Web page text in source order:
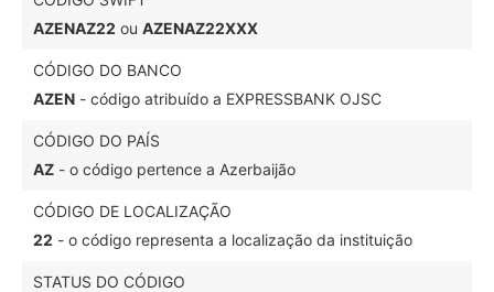
AZENAZ22 ou AZENAZ22XXX
CÓDIGO DO BANCO
AZEN - código atribuído a EXPRESSBANK OJSC
CÓDIGO DO PAÍS
AZ - o código pertence a Azerbaijão
CÓDIGO DE LOCALIZAÇÃO
22 - o código representa a localização da instituição
STATUS DO CÓDIGO